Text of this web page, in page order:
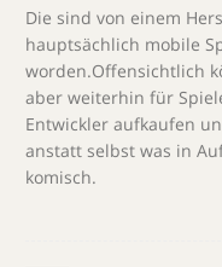
Die sind von einem
hauptsächlich mobile
worden.Offensichtlich
aber weiterhin für
Entwickler aufkaufen
anstatt selbst was in
komisch.